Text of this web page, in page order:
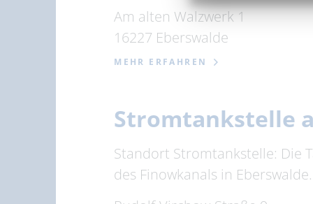
Am alten Walzwerk 1
16227 Eberswalde
MEHR ERFAHREN
Stromtankstelle
Standort Stromtankstelle: Die
des Finowkanals in